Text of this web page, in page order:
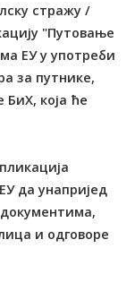
стражу /
"Путовање
ЕУ у употреби
за путнике,
БиХ, која ће
да унапријед
документима,
и одговоре